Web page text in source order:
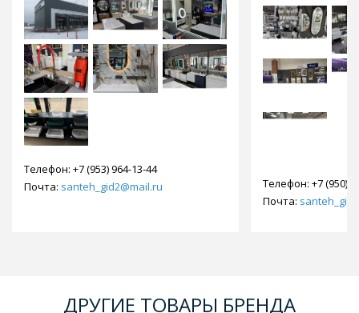
Телефон: +7 (953) 964-13-44
Почта: santeh_gid2@mail.ru Телефон: +7 (950)
Почта:
ДРУГИЕ ТОВАРЫ БРЕНДА